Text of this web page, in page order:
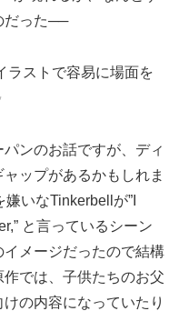
だった──
ストで容易に場面を
ンのお話ですが、ディ
ップがあるかもしれま
いなTinkerbellが”I
と言っているシーン
メージだったので結構
では、子供たちのお父
の内容になっていたり